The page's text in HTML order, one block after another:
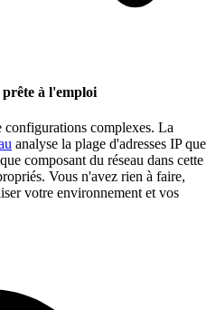
à l'emploi
configurations complexes. La
analyse la plage d'adresses IP que
composant du réseau dans cette
Vous n'avez rien à faire,
votre environnement et vos